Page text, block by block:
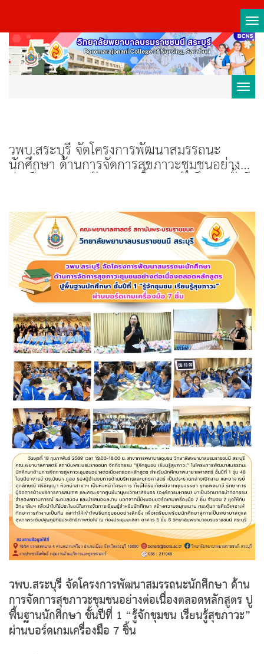
วพบ.สระบุรี จัดโครงการพัฒนาสมรรถนะ
นักศึกษา ด้านการจัดการสุขภาวะชุมชนอย่าง
ต่อเนื่องตลอดหลักสูตร ปูพื้นฐานนักศึกษา ชั้นปี
เครื่องมือ 7 ชิ้น
วพบ.สระบุรี จัดโครงการพัฒนาสมรรถนะนักศึกษา ด้าน
การจัดการสุขภาวะชุมชนอย่างต่อเนื่องตลอดหลักสูตร ปู
พื้นฐานนักศึกษา ชั้นปีที่ 1 “รู้จักชุมชน เรียนรู้สุขภาวะ”
ผ่านบอร์ดเกมเครื่องมือ 7 ชิ้น